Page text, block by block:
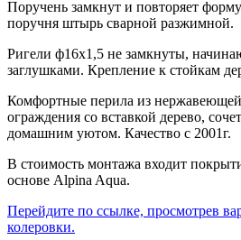
Поручень замкнут и повторяет
поручня штырь сварной разжимной.
Ригели ф16х1,5 не замкнуты,
заглушками. Крепление к стойкам
Комфортные перила из
ограждения со вставкой дерево,
домашним уютом. Качество с 2001г.
В стоимость монтажа входит
основе Alpina Aqua.
Перейдите по ссылке, просмотрев
колеровки.